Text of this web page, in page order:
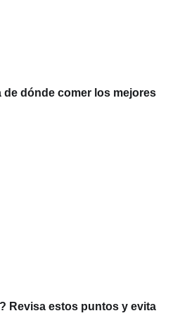
de dónde comer los mejores
Revisa estos puntos y evita